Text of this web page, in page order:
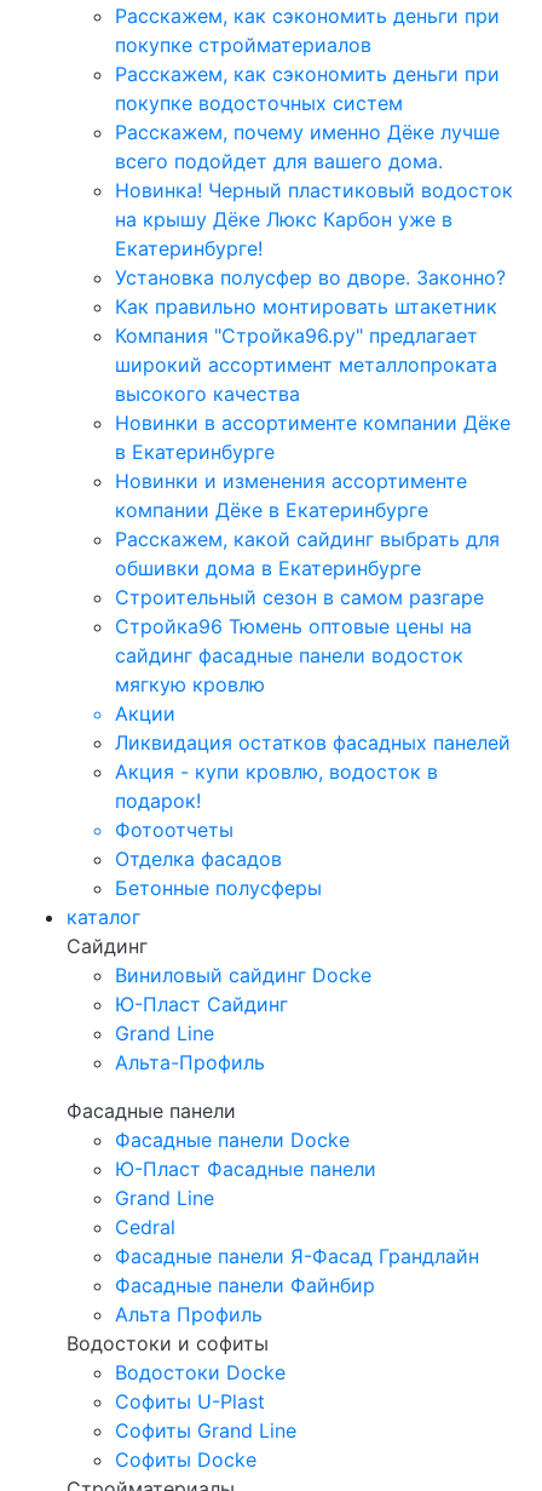
Расскажем, как сэкономить деньги при
покупке стройматериалов
Расскажем, как сэкономить деньги при
покупке водосточных систем
Расскажем, почему именно Дёке лучше
всего подойдет для вашего дома.
Новинка! Черный пластиковый водосток
на крышу Дёке Люкс Карбон уже в
Екатеринбурге!
Установка полусфер во дворе. Законно?
Как правильно монтировать штакетник
Компания "Стройка96.ру" предлагает
широкий ассортимент металлопроката
высокого качества
Новинки в ассортименте компании Дёке
в Екатеринбурге
Новинки и изменения ассортименте
компании Дёке в Екатеринбурге
Расскажем, какой сайдинг выбрать для
обшивки дома в Екатеринбурге
Строительный сезон в самом разгаре
Стройка96 Тюмень оптовые цены на
сайдинг фасадные панели водосток
мягкую кровлю
Акции
Ликвидация остатков фасадных панелей
Акция - купи кровлю, водосток в
подарок!
Фотоотчеты
Отделка фасадов
Бетонные полусферы
каталог
Сайдинг
Виниловый сайдинг Docke
Ю-Пласт Сайдинг
Grand Line
Альта-Профиль
Фасадные панели
Фасадные панели Docke
Ю-Пласт Фасадные панели
Grand Line
Cedral
Фасадные панели Я-Фасад Грандлайн
Фасадные панели Файнбир
Альта Профиль
Водостоки и софиты
Водостоки Docke
Софиты U-Plast
Софиты Grand Line
Софиты Docke